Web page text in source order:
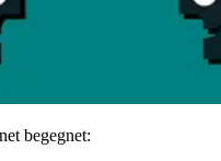
begegnet: